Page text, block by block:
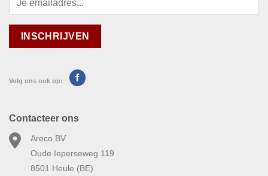
Volg ons ook op:
Contacteer ons
Areco BV
Oude Ieperseweg 119
8501 Heule (BE)